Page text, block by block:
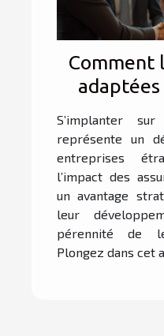
Comment
affaires
S’implanter
représente un
entreprises
l’impact des
un avantage
leur
pérennité de
Plongez dans cet